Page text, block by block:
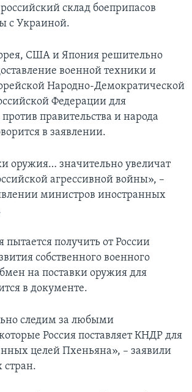
склад боеприпасов
с Украиной.
США и Япония решительно
военной техники и
Народно-Демократической
Федерации для
правительства и народа
в заявлении.
оружия… значительно увеличат
агрессивной войны», –
министров иностранных
пытается получить от России
собственного военного
на поставки оружия для
в документе.
следим за любыми
Россия поставляет КНДР для
целей Пхеньяна», – заявили
стран.